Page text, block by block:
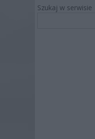
Szukaj w serwisie